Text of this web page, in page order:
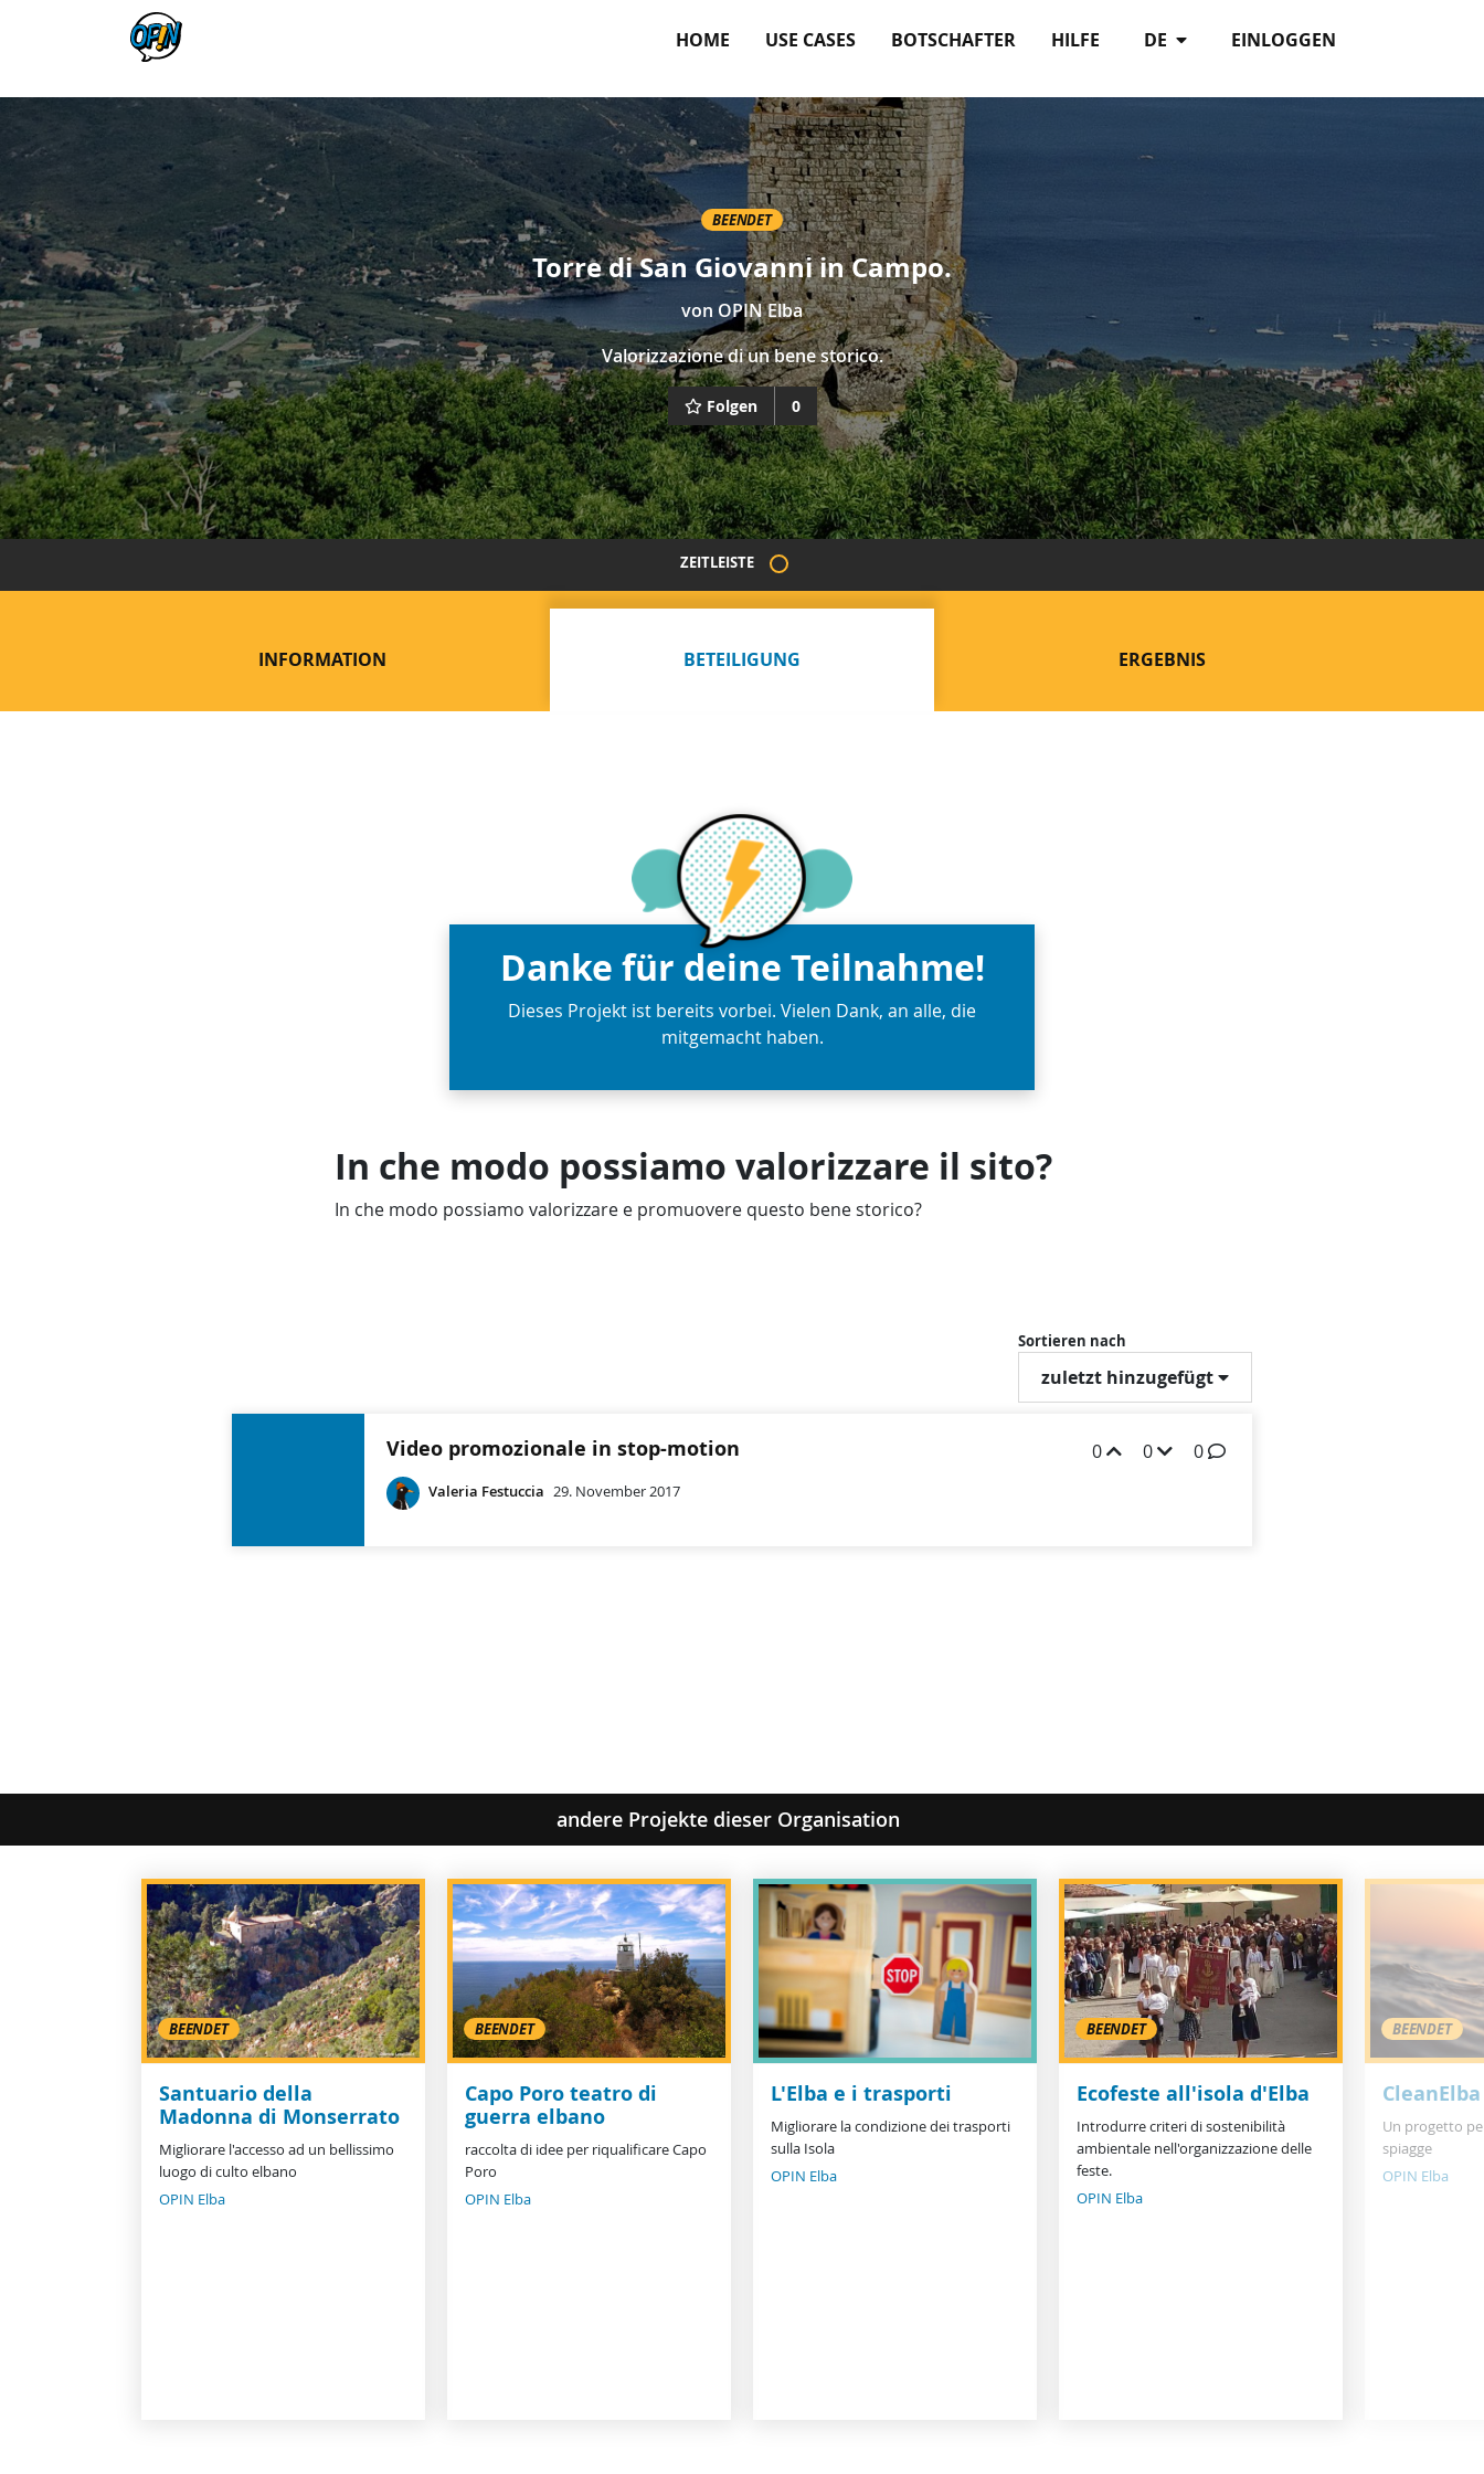
EINLOGGEN
DE
HOME USE CASES BOTSCHAFTER HILFE
BEENDET
Torre di San Giovanni in Campo.
von OPIN Elba
Valorizzazione di un bene storico.
Folgen 0
ZEITLEISTE
INFORMATION BETEILIGUNG ERGEBNIS
Danke für deine Teilnahme!
Dieses Projekt ist bereits vorbei. Vielen Dank, an alle, die
mitgemacht haben.
In che modo possiamo valorizzare il sito?
In che modo possiamo valorizzare e promuovere questo bene storico?
Sortieren nach
zuletzt hinzugefügt
0 0 0
Video promozionale in stop-motion
Valeria Festuccia 29. November 2017
andere Projekte dieser Organisation
BEENDET
Santuario della
Madonna di Monserrato
Migliorare l'accesso ad un bellissimo
luogo di culto elbano
OPIN Elba
BEENDET
Capo Poro teatro di
guerra elbano
raccolta di idee per riqualificare Capo
Poro
OPIN Elba
L'Elba e i trasporti
Migliorare la condizione dei trasporti
sulla Isola
OPIN Elba
BEENDET
Ecofeste all'isola d'Elba
Introdurre criteri di sostenibilità
ambientale nell'organizzazione delle
feste.
OPIN Elba
BEENDET
CleanElba
Un progetto
spiagge
OPIN Elba